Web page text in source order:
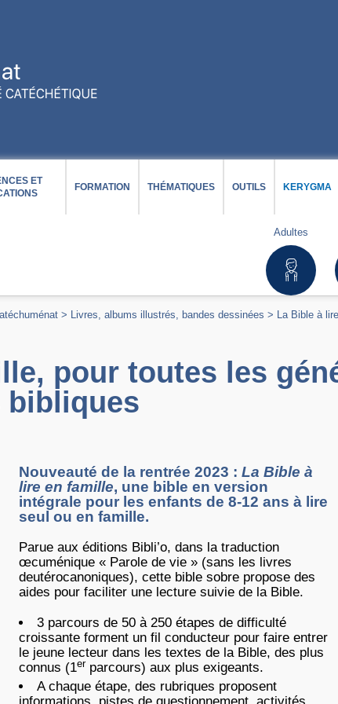
ET
FORMATION THÉMATIQUES OUTILS KERYGMA
Adultes
> Livres, albums illustrés, bandes dessinées > La Bible à
pour toutes les
bibliques
Nouveauté de la rentrée 2023 : La Bible à
lire en famille, une bible en version
intégrale pour les enfants de 8-12 ans à lire
seul ou en famille.
Parue aux éditions Bibli’o, dans la traduction
œcuménique « Parole de vie » (sans les livres
deutérocanoniques), cette bible sobre propose des
aides pour faciliter une lecture suivie de la Bible.
3 parcours de 50 à 250 étapes de difficulté
croissante forment un fil conducteur pour faire entrer
le jeune lecteur dans les textes de la Bible, des plus
connus (1erparcours) aux plus exigeants.
A chaque étape, des rubriques proposent